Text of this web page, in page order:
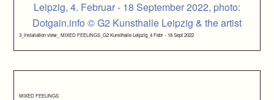
3_installation view_ MIXED FEELINGS_G2 Kunsthalle Leipzig_4 Febr - 18 Sept 2022
MIXED FEELINGS